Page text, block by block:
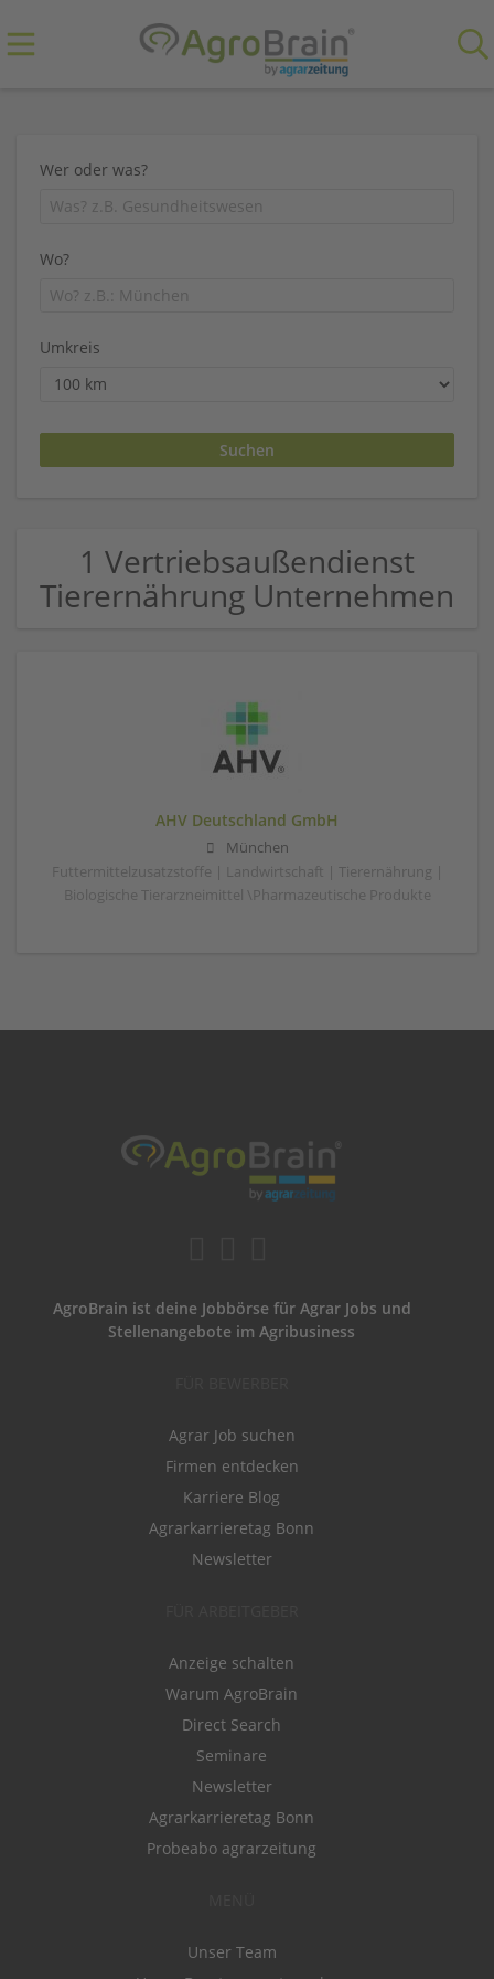
Wer oder was?
Wo?
Umkreis
1 Vertriebsaußendienst
Tierernährung Unternehmen
AHV Deutschland GmbH
München
Futtermittelzusatzstoffe | Landwirtschaft | Tierernährung |
Biologische Tierarzneimittel \Pharmazeutische Produkte
AgroBrain ist deine Jobbörse für Agrar Jobs und
Stellenangebote im Agribusiness
Agrar Job suchen
Firmen entdecken
Karriere Blog
Agrarkarrieretag Bonn
Newsletter
Anzeige schalten
Warum AgroBrain
Direct Search
Seminare
Newsletter
Agrarkarrieretag Bonn
Probeabo agrarzeitung
Unser Team